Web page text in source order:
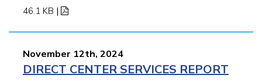
46.1 KB |
November 12th, 2024
DIRECT CENTER SERVICES REPORT